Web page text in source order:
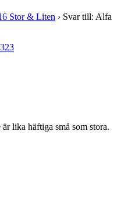
Stor & Liten › Svar till: Alfa
lika häftiga små som stora.